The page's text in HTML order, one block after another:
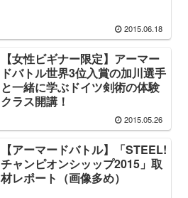
2015.06.18
【女性ビギナー限定】アーマー
ドバトル世界3位入賞の加川選手
と一緒に学ぶドイツ剣術の体験
クラス開講！
2015.05.26
【アーマードバトル】「STEEL!
チャンピオンシッップ2015」取
材レポート（画像多め）